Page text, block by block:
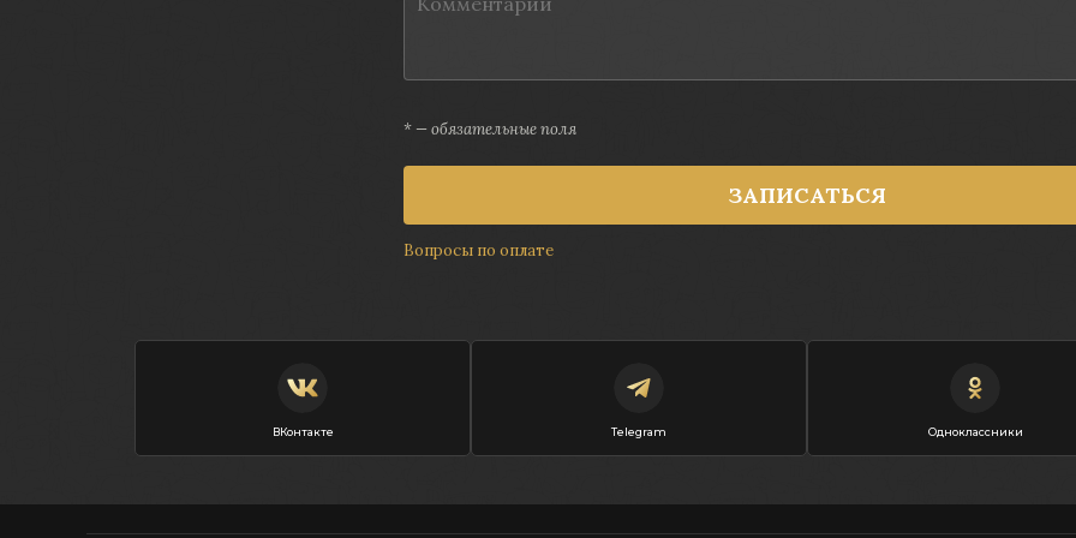
* — обязательные поля
ЗАПИСАТЬСЯ
Вопросы по оплате
ВКонтакте Telegram Одноклассники